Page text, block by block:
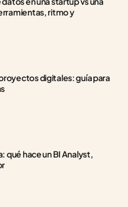
ritmo y
digitales: guía para
qué hace un BI Analyst,